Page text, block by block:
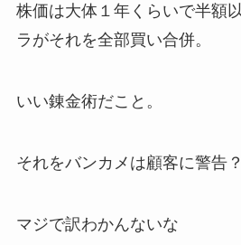
株価は大体１年くらいで半額
ラがそれを全部買い合併。
いい錬金術だこと。
それをバンカメは顧客に警告？
マジで訳わかんないな